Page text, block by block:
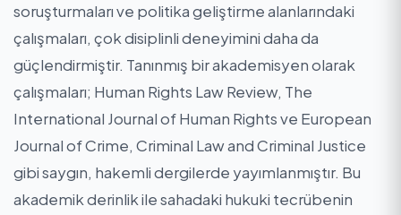
soruşturmaları ve politika geliştirme alanlarındaki
çalışmaları, çok disiplinli deneyimini daha da
güçlendirmiştir. Tanınmış bir akademisyen olarak
çalışmaları; Human Rights Law Review, The
International Journal of Human Rights ve European
Journal of Crime, Criminal Law and Criminal Justice
gibi saygın, hakemli dergilerde yayımlanmıştır. Bu
akademik derinlik ile sahadaki hukuki tecrübenin